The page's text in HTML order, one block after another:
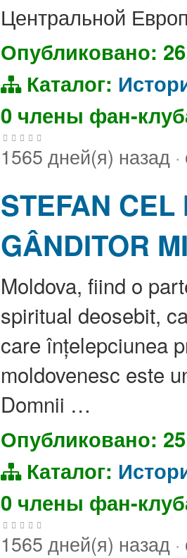
Центральной
Опубликовано:
Каталог:
0 члены фан-
1565 дней(я) назад ·
STEFAN
GÂNDITOR
Moldova, fiind o
spiritual deosebit,
care înțelepciunea
moldovenesc este
Domnii …
Опубликовано:
Каталог:
0 члены фан-
1565 дней(я) назад ·